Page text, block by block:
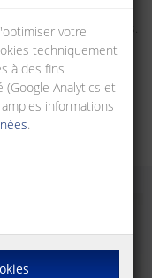
traditionnels
contemporaines.
à deux ou
qu'une seule
6 marquent une
des appareils
votre
techniquement
à des fins
Analytics et
informations
.